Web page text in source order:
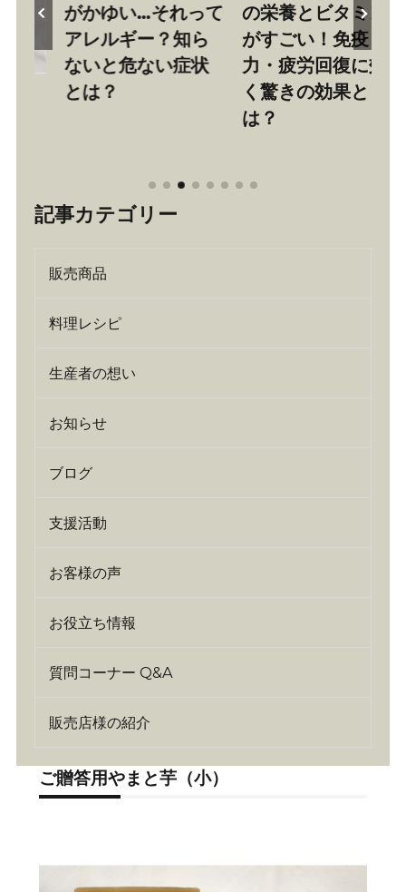
…それって
ー？知ら
ない症状
の栄養とビタミン
がすごい！免疫
力・疲労回復に効
く驚きの効果と
もう包丁不
プーンだけ
レイに剥け
とは？
記事カテゴリー
販売商品
料理レシピ
生産者の想い
お知らせ
ブログ
支援活動
お客様の声
お役立ち情報
質問コーナー Q&A
販売店様の紹介
ご贈答用やまと芋（小）